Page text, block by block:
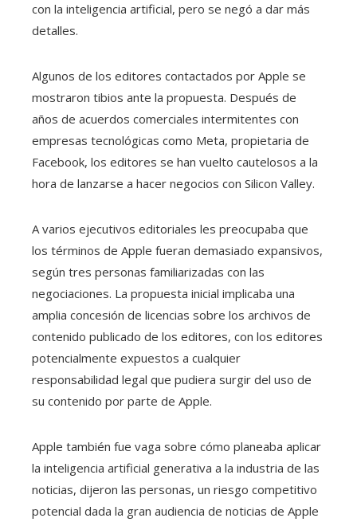
con la inteligencia artificial, pero se negó a dar más
detalles.
Algunos de los editores contactados por Apple se
mostraron tibios ante la propuesta. Después de
años de acuerdos comerciales intermitentes con
empresas tecnológicas como Meta, propietaria de
Facebook, los editores se han vuelto cautelosos a la
hora de lanzarse a hacer negocios con Silicon Valley.
A varios ejecutivos editoriales les preocupaba que
los términos de Apple fueran demasiado expansivos,
según tres personas familiarizadas con las
negociaciones. La propuesta inicial implicaba una
amplia concesión de licencias sobre los archivos de
contenido publicado de los editores, con los editores
potencialmente expuestos a cualquier
responsabilidad legal que pudiera surgir del uso de
su contenido por parte de Apple.
Apple también fue vaga sobre cómo planeaba aplicar
la inteligencia artificial generativa a la industria de las
noticias, dijeron las personas, un riesgo competitivo
potencial dada la gran audiencia de noticias de Apple